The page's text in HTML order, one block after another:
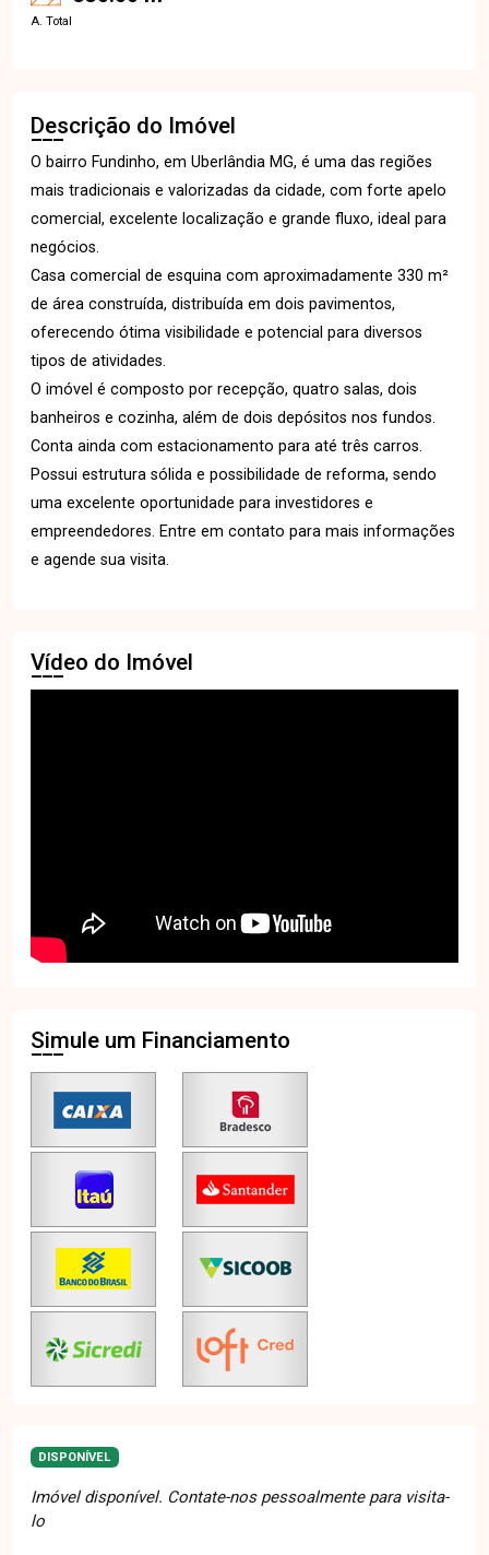
A. Total
Descrição do Imóvel
O bairro Fundinho, em Uberlândia MG, é uma das regiões
mais tradicionais e valorizadas da cidade, com forte apelo
comercial, excelente localização e grande fluxo, ideal para
negócios.
Casa comercial de esquina com aproximadamente 330 m²
de área construída, distribuída em dois pavimentos,
oferecendo ótima visibilidade e potencial para diversos
tipos de atividades.
O imóvel é composto por recepção, quatro salas, dois
banheiros e cozinha, além de dois depósitos nos fundos.
Conta ainda com estacionamento para até três carros.
Possui estrutura sólida e possibilidade de reforma, sendo
uma excelente oportunidade para investidores e
empreendedores. Entre em contato para mais informações
e agende sua visita.
Vídeo do Imóvel
Simule um Financiamento
DISPONÍVEL
Imóvel disponível. Contate-nos pessoalmente para visita-
lo